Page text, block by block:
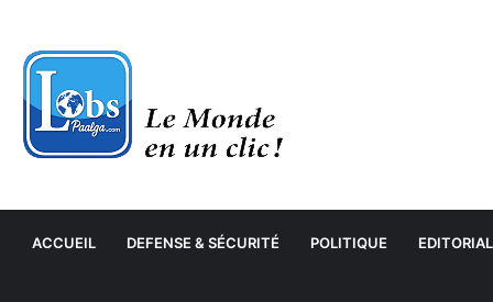
ACCUEIL DEFENSE & SÉCURITÉ POLITIQUE EDITORIAL